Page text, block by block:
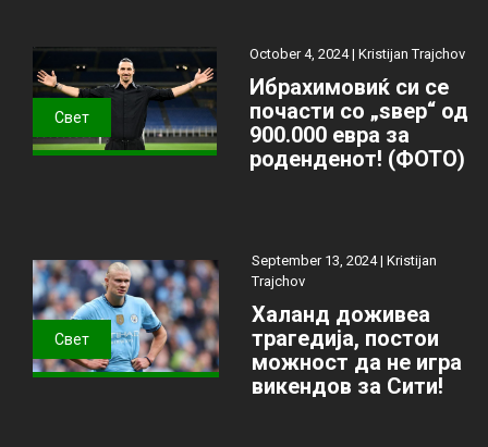
Свет
October 4, 2024 |Kristijan Trajchov
Ибрахимовиќ си се
почасти со „ѕвер“ од
900.000 евра за
роденденот! (ФОТО)
Свет
September 13, 2024 | Kristijan
Trajchov
Халанд доживеа
трагедија, постои
можност да не игра
викендов за Сити!